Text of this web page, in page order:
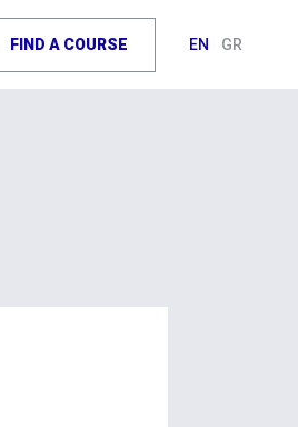
FIND A COURSE EN GR